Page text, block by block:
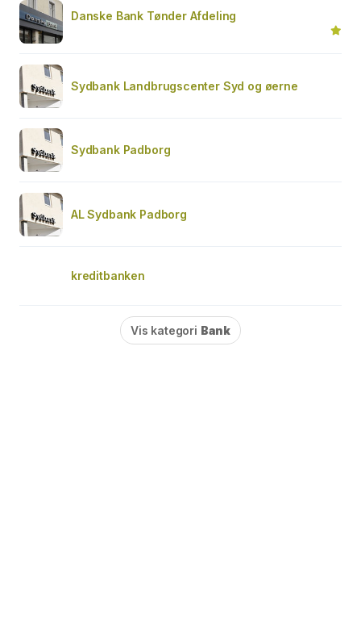
Danske Bank Tønder Afdeling
Sydbank Landbrugscenter Syd og øerne
Sydbank Padborg
AL Sydbank Padborg
kreditbanken
Vis kategori Bank